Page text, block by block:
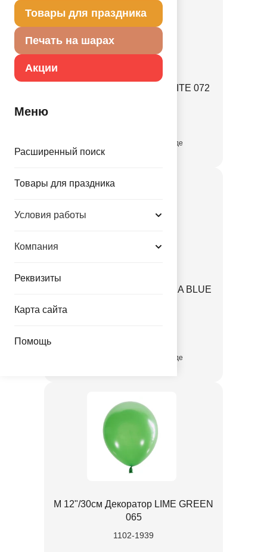
Товары для праздника
Печать на шарах
Акции
Меню
Расширенный поиск
Товары для праздника
Условия работы
Компания
Реквизиты
Карта сайта
Помощь
М 12"/30см Перламутр WHITE 072
присутствует на складе
М 12"/30см Декоратор AQUA BLUE
присутствует на складе
М 12"/30см Декоратор LIME GREEN
065
1102-1939